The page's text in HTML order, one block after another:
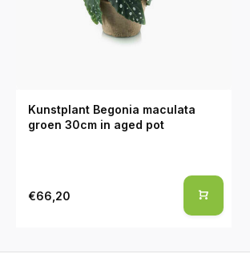
Kunstplant Begonia maculata
groen 30cm in aged pot
€66,20